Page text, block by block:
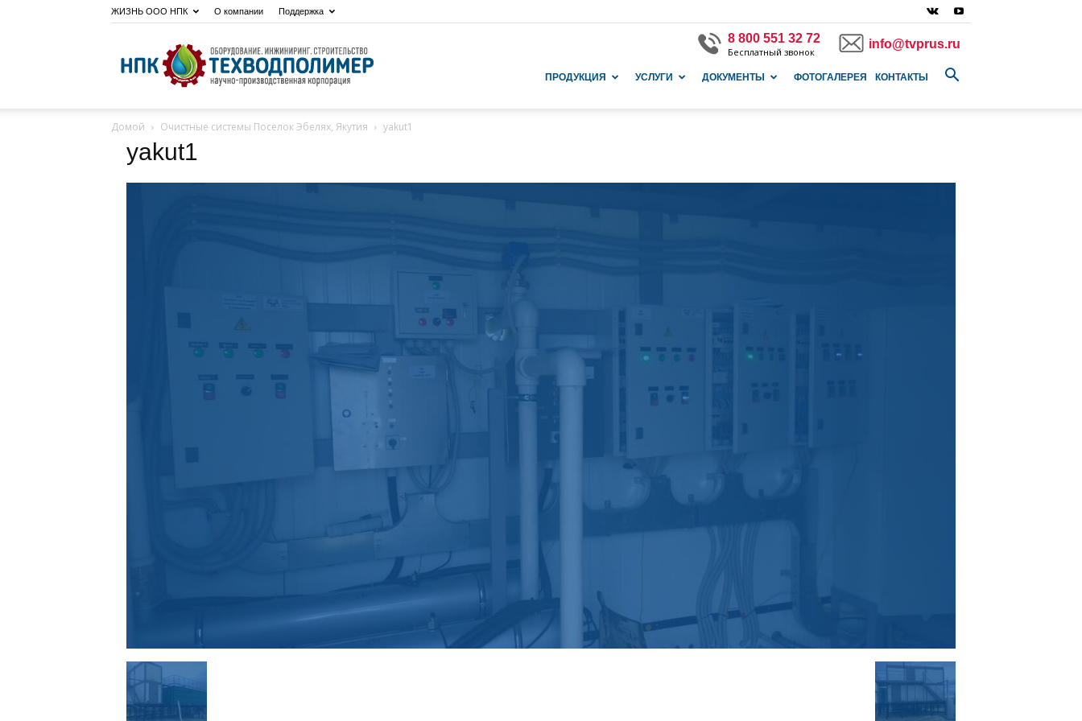
ЖИЗНЬ ООО НПК О компании Поддержка
8 800 551 32 72
Бесплатный звонок
info@tvprus.ru
ПРОДУКЦИЯ УСЛУГИ ДОКУМЕНТЫ ФОТОГАЛЕРЕЯ КОНТАКТЫ
Домой Очистные системы Поселок Эбелях, Якутия yakut1
yakut1